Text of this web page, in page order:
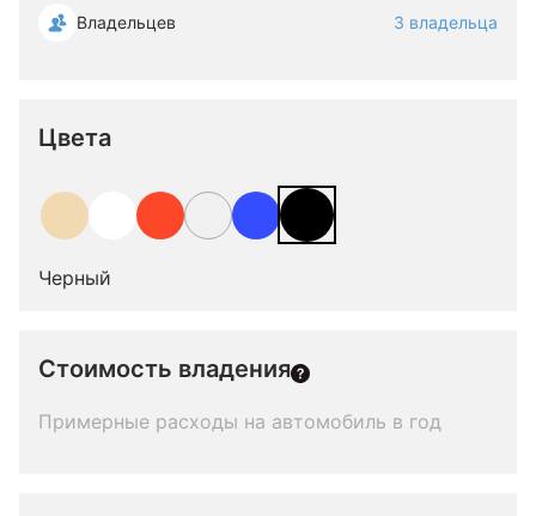
Владельцев 3 владельца
Цвета
Черный
Стоимость владения
Примерные расходы на автомобиль в год